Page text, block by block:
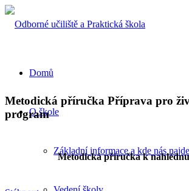
Domů
O škole
Základní informace a kde nás
Metodická příručka Příprava pro
program
Metodická příručka k